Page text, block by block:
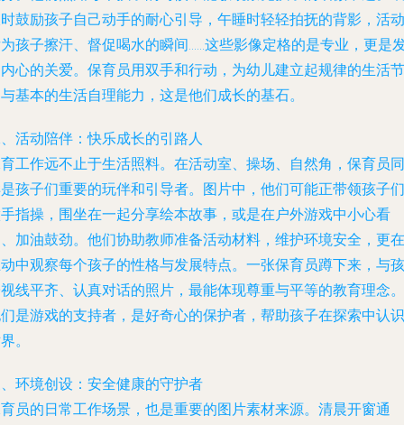
鼓励孩子自己动手的耐心引导，午睡时轻轻拍抚的背影，活动
孩子擦汗、督促喝水的瞬间……这些影像定格的是专业，更是
心的关爱。保育员用双手和行动，为幼儿建立起规律的生活节
基本的生活自理能力，这是他们成长的基石。
活动陪伴：快乐成长的引路人
工作远不止于生活照料。在活动室、操场、自然角，保育员同
孩子们重要的玩伴和引导者。图片中，他们可能正带领孩子们
指操，围坐在一起分享绘本故事，或是在户外游戏中小心看
加油鼓劲。他们协助教师准备活动材料，维护环境安全，更在
中观察每个孩子的性格与发展特点。一张保育员蹲下来，与孩
线平齐、认真对话的照片，最能体现尊重与平等的教育理念。
是游戏的支持者，是好奇心的保护者，帮助孩子在探索中认识
。
环境创设：安全健康的守护者
员的日常工作场景，也是重要的图片素材来源。清晨开窗通